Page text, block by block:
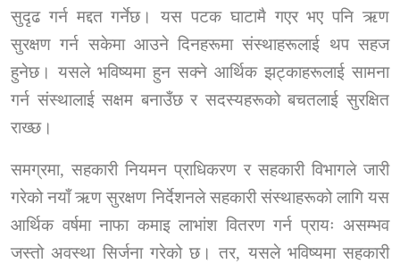
सुदृढ गर्न मद्दत गर्नेछ। यस पटक घाटामै गएर भए पनि ऋण
सुरक्षण गर्न सकेमा आउने दिनहरूमा संस्थाहरूलाई थप सहज
हुनेछ। यसले भविष्यमा हुन सक्ने आर्थिक झट्काहरूलाई सामना
गर्न संस्थालाई सक्षम बनाउँछ र सदस्यहरूको बचतलाई सुरक्षित
राख्छ।
समग्रमा, सहकारी नियमन प्राधिकरण र सहकारी विभागले जारी
गरेको नयाँ ऋण सुरक्षण निर्देशनले सहकारी संस्थाहरूको लागि यस
आर्थिक वर्षमा नाफा कमाइ लाभांश वितरण गर्न प्रायः असम्भव
जस्तो अवस्था सिर्जना गरेको छ। तर, यसले भविष्यमा सहकारी